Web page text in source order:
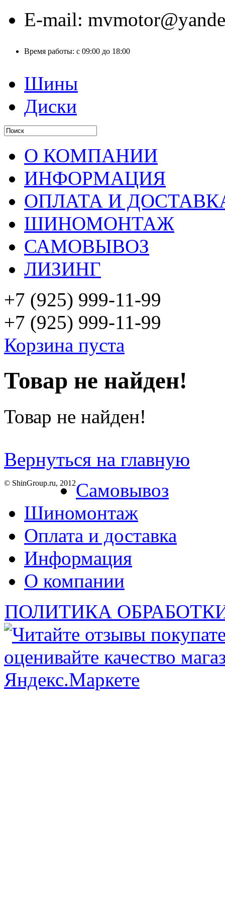
E-mail:
Время работы: с 09:00 до 18:00
Шины
Диски
О КОМПАНИИ
ИНФОРМАЦИЯ
ОПЛАТА И
ШИНОМОНТАЖ
САМОВЫВОЗ
ЛИЗИНГ
+7 (925) 999-11-99
+7 (925) 999-11-99
Корзина пуста
Товар не найден!
Товар не найден!
Вернуться на главную
© ShinGroup.ru, 2012Самовывоз
Шиномонтаж
Оплата и доставка
Информация
О компании
ПОЛИТИКА